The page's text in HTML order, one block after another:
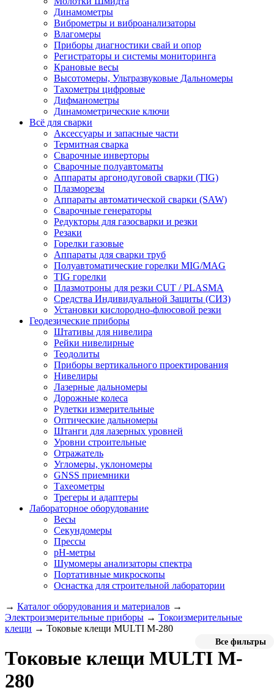
Динамометры
Виброметры и виброанализаторы
Влагомеры
Приборы диагностики свай и опор
Регистраторы и системы мониторинга
Крановые весы
Высотомеры, Ультразвуковые Дальномеры
Тахометры цифровые
Дифманометры
Динамометрические ключи
Всё для сварки
Аксессуары и запасные части
Термитная сварка
Сварочные инверторы
Сварочные полуавтоматы
Аппараты аргонодуговой сварки (TIG)
Плазморезы
Аппараты автоматической сварки (SAW)
Сварочные генераторы
Редукторы для газосварки и резки
Резаки
Горелки газовые
Аппараты для сварки труб
Полуавтоматические горелки MIG/MAG
TIG горелки
Плазмотроны для резки CUT / PLASMA
Средства Индивидуальной Защиты (СИЗ)
Установки кислородно-флюсовой резки
Геодезические приборы
Штативы для нивелира
Рейки нивелирные
Теодолиты
Приборы вертикального проектирования
Нивелиры
Лазерные дальномеры
Дорожные колеса
Рулетки измерительные
Оптические дальномеры
Штанги для лазерных уровней
Уровни строительные
Отражатель
Угломеры, уклономеры
GNSS приемники
Тахеометры
Трегеры и адаптеры
Лабораторное оборудование
Весы
Секундомеры
Прессы
pH-метры
Шумомеры анализаторы спектра
Портативные микроскопы
Оснастка для строительной лаборатории
→ Каталог оборудования и материалов →
Электроизмерительные приборы → Токоизмерительные
клещи → Токовые клещи MULTI M-280
Все фильтры
Токовые клещи MULTI M-
280